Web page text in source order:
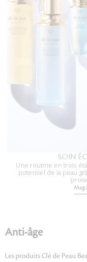
SOIN
Une routine en trois
potentiel de la peau
Anti-âge
Les produits Clé de Peau